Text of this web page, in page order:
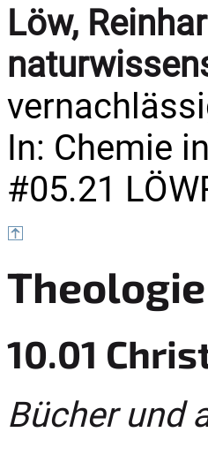
Löw,
In: Chemie
#05.21
Theologie
10.01
Bücher und